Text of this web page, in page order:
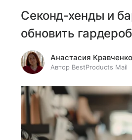
Секонд-хенды и
обновить
Анастасия Кравченко
Автор BestProducts Mail